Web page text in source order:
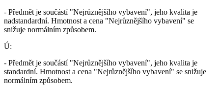
- Předmět je součástí "Nejrůznějšího vybavení", jeho kvalita je
nadstandardní. Hmotnost a cena "Nejrůznějšího vybavení" se
snižuje normálním způsobem.
Ú:
- Předmět je součástí "Nejrůznějšího vybavení", jeho kvalita je
standardní. Hmotnost a cena "Nejrůznějšího vybavení" se snižuje
normálním způsobem.